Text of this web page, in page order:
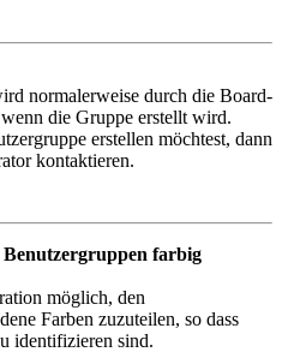
normalerweise durch die Board-
die Gruppe erstellt wird.
erstellen möchtest, dann
kontaktieren.
Benutzergruppen farbig
möglich, den
Farben zuzuteilen, so dass
identifizieren sind.